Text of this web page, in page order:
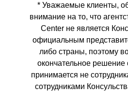
* Уважаемые клиенты,
внимание на то, что
Center не является
официальным
либо страны, поэтому
окончательное
принимается не
сотрудниками